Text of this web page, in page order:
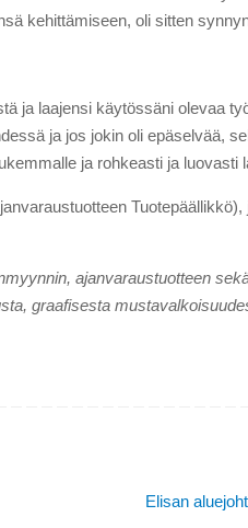
kehittämiseen, oli sitten
ja laajensi käytössäni olevaa
ja jos jokin oli epäselvää,
ja rohkeasti ja luovasti
ajanvaraustuotteen
graafisesta
Elisan